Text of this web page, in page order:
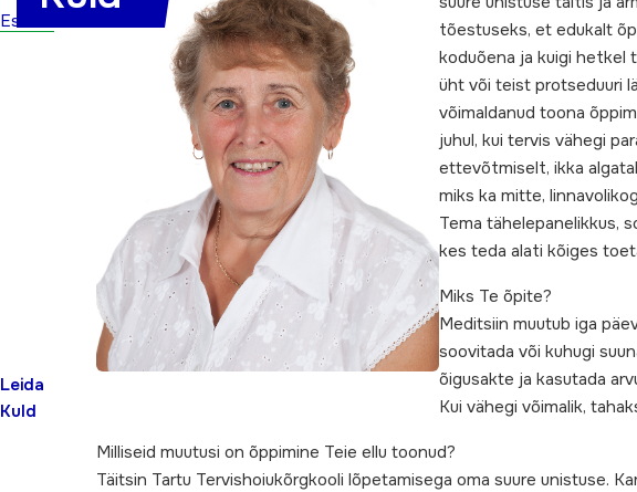
Esileht
Leida
Kuld
tõestuseks, et edukalt
koduõena ja kuigi hetkel
üht või teist protseduuri
võimaldanud toona
juhul, kui tervis vähegi
ettevõtmiselt, ikka
miks ka mitte,
Tema tähelepanelikkus,
kes teda alati kõiges
Miks Te õpite?
Meditsiin muutub iga
soovitada või kuhugi
õigusakte ja kasutada
Kui vähegi võimalik,
Milliseid muutusi on õppimine Teie ellu toonud?
Täitsin Tartu Tervishoiukõrgkooli lõpetamisega oma suure unistuse.